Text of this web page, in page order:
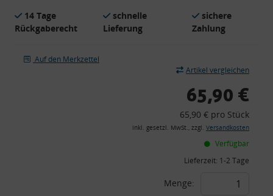
14 Tage
Rückgaberecht
schnelle
Lieferung
sichere
Zahlung
Auf den Merkzettel
Artikel vergleichen
65,90 €
65,90 € pro Stück
inkl. gesetzl. MwSt., zzgl. Versandkosten
Verfügbar
Lieferzeit: 1-2 Tage
Menge: